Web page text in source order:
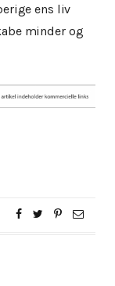
ens liv
minder og